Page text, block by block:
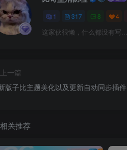
1 317 8 4
这家伙很懒，什么都没有写...
上一篇
版子比主题美化以及更新自动同步插件
相关推荐